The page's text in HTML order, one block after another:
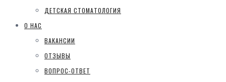
ДЕТСКАЯ СТОМАТОЛОГИЯ
О НАС
ВАКАНСИИ
ОТЗЫВЫ
ВОПРОС-ОТВЕТ